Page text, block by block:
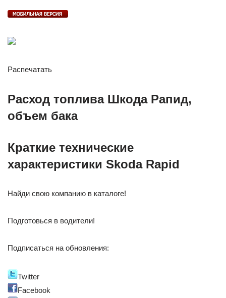
Распечатать
Расход топлива Шкода Рапид,
объем бака
Краткие технические
характеристики Skoda Rapid
Найди свою компанию в каталоге!
Подготовься в водители!
Подписаться на обновления:
Twitter
Facebook